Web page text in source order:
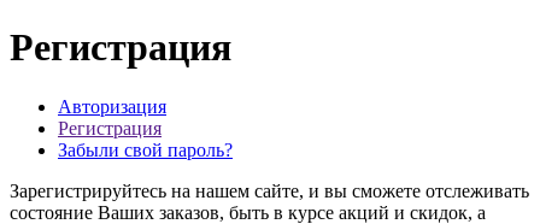
Регистрация
Авторизация
Регистрация
Забыли свой пароль?
Зарегистрируйтесь на нашем сайте, и вы сможете отслеживать
состояние Ваших заказов, быть в курсе акций и скидок, а